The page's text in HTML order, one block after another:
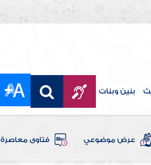
بنين وبنات
عرض موضوعي فتاوى معاصرة